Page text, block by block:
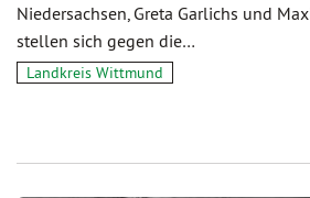
Niedersachsen, Greta Garlichs und
stellen sich gegen die…
Landkreis Wittmund